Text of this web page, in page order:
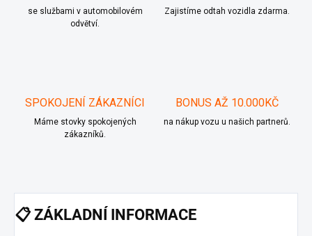
se službami v automobilovém
odvětví.
Zajistíme odtah vozidla zdarma.
SPOKOJENÍ ZÁKAZNÍCI
Máme stovky spokojených
zákazníků.
BONUS AŽ 10.000KČ
na nákup vozu u našich partnerů.
📋 ZÁKLADNÍ INFORMACE